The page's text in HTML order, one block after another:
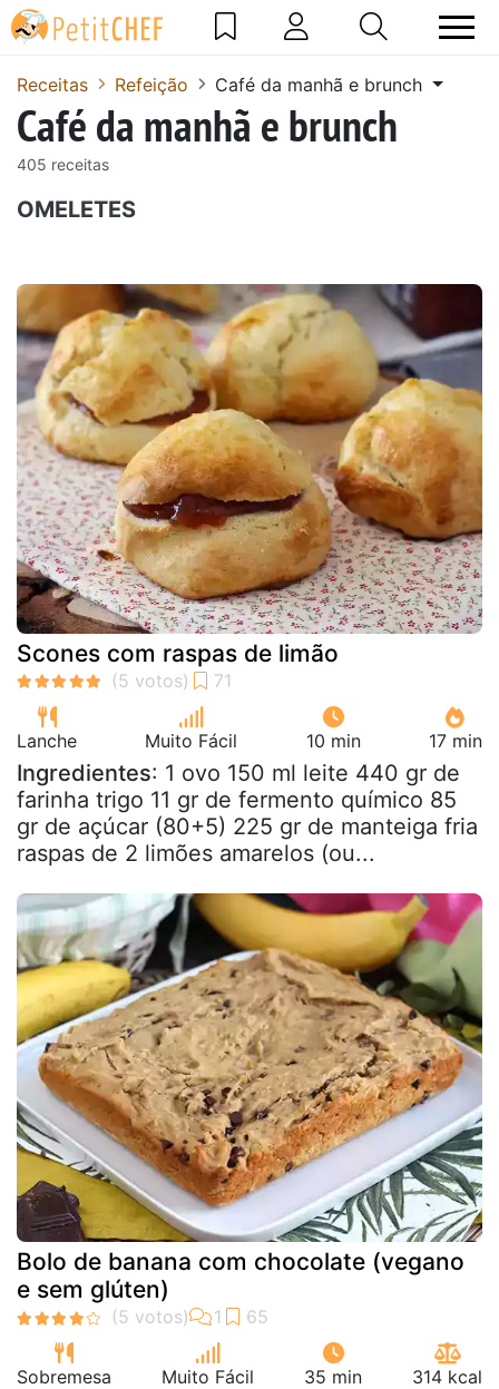
Receitas Refeição Café da manhã e brunch
Café da manhã e brunch
405 receitas
OMELETES
Scones com raspas de limão
Lanche Muito Fácil 10 min 17 min
Ingredientes: 1 ovo 150 ml leite 440 gr de
farinha trigo 11 gr de fermento químico 85
gr de açúcar (80+5) 225 gr de manteiga fria
raspas de 2 limões amarelos (ou...
Bolo de banana com chocolate (vegano
e sem glúten)
Sobremesa Muito Fácil 35 min 314 kcal